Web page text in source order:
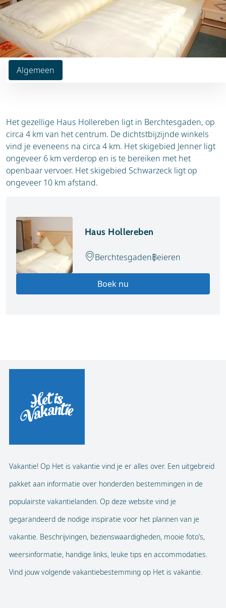
Algemeen
Het gezellige Haus Hollereben ligt in Berchtesgaden, op
circa 4 km van het centrum. De dichtstbijzijnde winkels
vind je eveneens na circa 4 km. Het skigebied Jenner ligt
ongeveer 6 km verderop en is te bereiken met het
openbaar vervoer. Het skigebied Schwarzeck ligt op
ongeveer 10 km afstand.
Haus Hollereben
BerchtesgadenBeieren
Boek nu
Vakantie! Op Het is vakantie vind je er alles over. Een uitgebreid
pakket aan informatie over honderden bestemmingen in de
populairste vakantielanden. Op deze website vind je
gegarandeerd de nodige inspiratie voor het plannen van je
vakantie. Beschrijvingen, bezienswaardigheden, mooie foto’s,
weersinformatie, handige links, leuke tips en accommodaties.
Vind jouw volgende vakantiebestemming op Het is vakantie.